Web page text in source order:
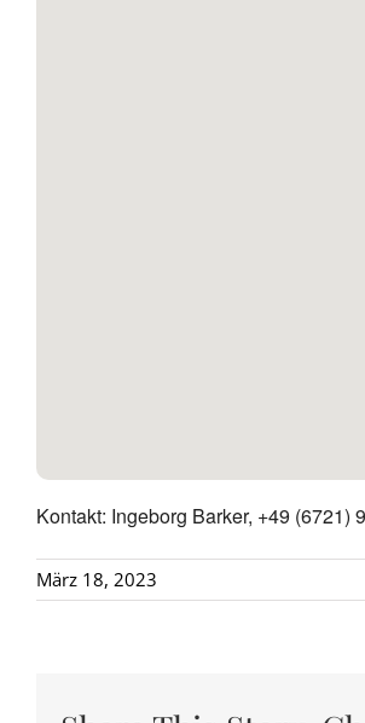
Kontakt: Ingeborg Barker, +49 (6721)
März 18, 2023